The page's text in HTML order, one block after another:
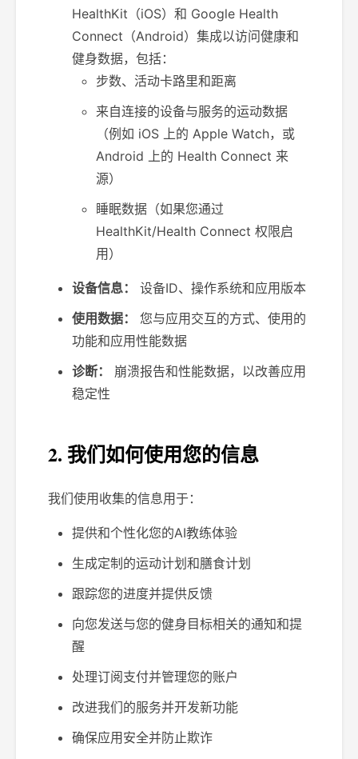
HealthKit（iOS）和 Google Health
Connect（Android）集成以访问健康和
健身数据，包括：
步数、活动卡路里和距离
来自连接的设备与服务的运动数据
（例如 iOS 上的 Apple Watch，或
Android 上的 Health Connect 来
源）
睡眠数据（如果您通过
HealthKit/Health Connect 权限启
用）
设备信息：
设备ID、操作系统和应用版本
使用数据：
您与应用交互的方式、使用的
功能和应用性能数据
诊断：
崩溃报告和性能数据，以改善应用
稳定性
2. 我们如何使用您的信息
我们使用收集的信息用于：
提供和个性化您的AI教练体验
生成定制的运动计划和膳食计划
跟踪您的进度并提供反馈
向您发送与您的健身目标相关的通知和提
醒
处理订阅支付并管理您的账户
改进我们的服务并开发新功能
确保应用安全并防止欺诈